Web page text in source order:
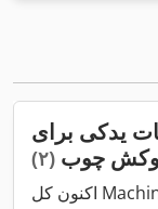
یدکی برای
روکش چوب (۲)
اکنون کل Machineseeker را با بیش از ۲۰۰٬۰۰۰ ماشین